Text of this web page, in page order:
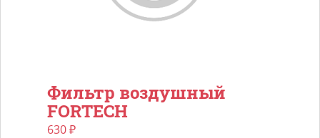
Фильтр воздушный
FORTECH
630₽